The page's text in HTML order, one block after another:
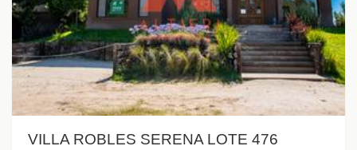
VILLA ROBLES SERENA LOTE 476